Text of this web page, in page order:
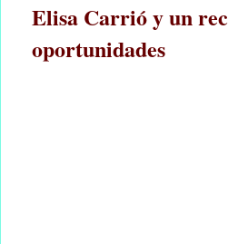
Elisa Carrió y un
oportunidades